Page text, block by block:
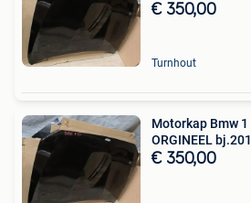
€ 350,00
Turnhout
Motorkap Bmw 1
ORGINEEL
€ 350,00